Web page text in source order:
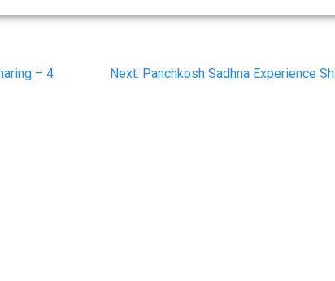
– 4 Next: Next
Panchkosh Sadhna Experience